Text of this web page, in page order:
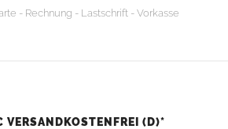
- Rechnung - Lastschrift - Vorkasse
(D)*